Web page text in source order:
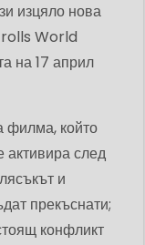
изцяло нова
World
на 17 април
филма, който
активира след
и
прекъснати;
конфликт